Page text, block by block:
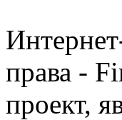
права -
проект,